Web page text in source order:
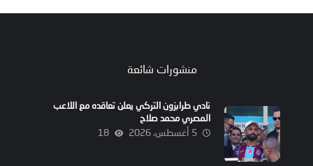
منشورات شائعة
نادي طرابزون التركي يعلن تعاقده مع اللاعب
المصري محمد صلاح
5 أغسطس، 2026 18